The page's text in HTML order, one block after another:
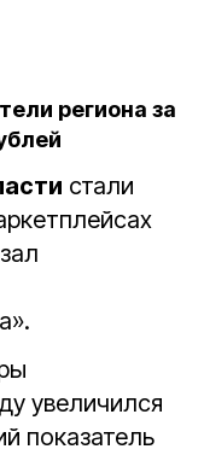
региона за
стали
увеличился
показатель